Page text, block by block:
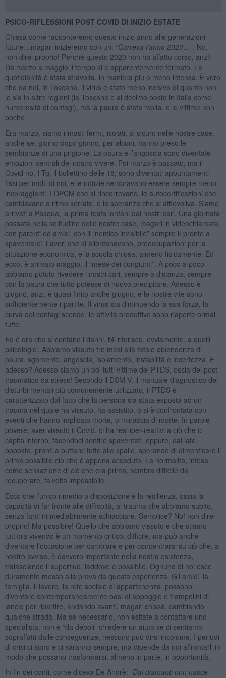
PSICO-RIFLESSIONI POST COVID DI INIZIO ESTATE
Chissà come racconteremo questo inizio anno alle generazioni
future…magari inizieremo con un: “Correva l’anno 2020…”. No,
non direi proprio! Perché questo 2020 non ha affatto corso, anzi!
Da marzo a maggio il tempo si è apparentemente fermato. La
quotidianità è stata stravolta, in maniera più o meno intensa. È vero
che da noi, in Toscana, il virus è stato meno incisivo di quanto non
lo sia in altre regioni (la Toscana è al decimo posto in Italia come
numerosità di contagi), ma la paura è stata molta, e le vittime non
poche.
Era marzo, siamo rimasti fermi, isolati, al sicuro nelle nostre case,
anche se, giorno dopo giorno, per alcuni, hanno preso le
sembianze di una prigione. La paura e l’angoscia sono diventate
emozioni centrali del nostro vivere. Poi marzo è passato, ma il
Covid no. I Tg, il bollettino delle 18, sono diventati appuntamenti
fissi per molti di noi, e le notizie sembravano essere sempre meno
incoraggianti. I DPCM che si rincorrevano, le autocertificazioni che
cambiavano a ritmo serrato, e la speranza che si affievoliva. Siamo
arrivati a Pasqua, la prima festa lontani dai nostri cari. Una giornata
passata nella solitudine delle nostre case, magari in videochiamata
con parenti ed amici, con il “nemico invisibile” sempre lì pronto a
spaventarci. Lavori che si allontanavano, preoccupazioni per la
situazione economica, e la scuola chiusa, almeno fisicamente. Ed
ecco, è arrivato maggio, il “mese dei congiunti”. A poco a poco
abbiamo potuto rivedere i nostri cari, sempre a distanza, sempre
con la paura che tutto potesse di nuovo precipitare. Adesso è
giugno, anzi, è quasi finito anche giugno, e le nostre vite sono
sufficientemente ripartite. Il virus sta diminuendo la sua forza, la
curva dei contagi scende, le attività produttive sono riaperte ormai
tutte.
Ed è ora che si contano i danni. Mi riferisco, ovviamente, a quelli
psicologici. Abbiamo vissuto tre mesi alla totale dipendenza di
paura, sgomento, angoscia, isolamento, instabilità e incertezza. E
adesso? Adesso siamo un po' tutti vittime del PTDS, ossia del post
traumatico da stress! Secondo il DSM V, il manuale diagnostico dei
disturbi mentali più comunemente utilizzato, il PTDS è
caratterizzato dal fatto che la persona sia stata esposta ad un
trauma nel quale ha vissuto, ha assistito, o si è confrontata con
eventi che hanno implicato morte, o minaccia di morte. In parole
povere, aver vissuto il Covid, ci ha resi iper-reattivi a ciò che ci
capita intorno, facendoci sentire spaventati, oppure, dal lato
opposto, pronti a buttarci tutto alle spalle, sperando di dimenticare il
prima possibile ciò che è appena accaduto. La normalità, intesa
come sensazione di ciò che era prima, sembra difficile da
recuperare, talvolta impossibile.
Ecco che l’unico rimedio a disposizione è la resilienza, ossia la
capacità di far fronte alle difficoltà, al trauma che abbiamo subito,
senza farci irrimediabilmente schiacciare. Semplice? No! non direi
proprio! Ma possibile! Quello che abbiamo vissuto e che stiamo
tutt’ora vivendo è un momento critico, difficile, ma può anche
diventare l’occasione per cambiare e per concentrarsi su ciò che, a
nostro avviso, è davvero importante nella nostra esistenza,
tralasciando il superfluo, laddove è possibile. Ognuno di noi esce
duramente messo alla prova da questa esperienza. Gli amici, la
famiglia, il lavoro, la rete sociale di appartenenza, possono
diventare contemporaneamente basi di appoggio e trampolini di
lancio per ripartire, andando avanti, magari chissà, cambiando
qualche strada. Ma se necessario, non esitate a contattare uno
specialista, non è “da deboli” chiedere un aiuto se ci sentiamo
sopraffatti dalle conseguenze, nessuno può dirsi incolume. I periodi
di crisi ci sono e ci saranno sempre, ma dipende da noi affrontarli in
modo che possano trasformarsi, almeno in parte, in opportunità.
In fin dei conti, come diceva De Andrè: ”Dai diamanti non nasce